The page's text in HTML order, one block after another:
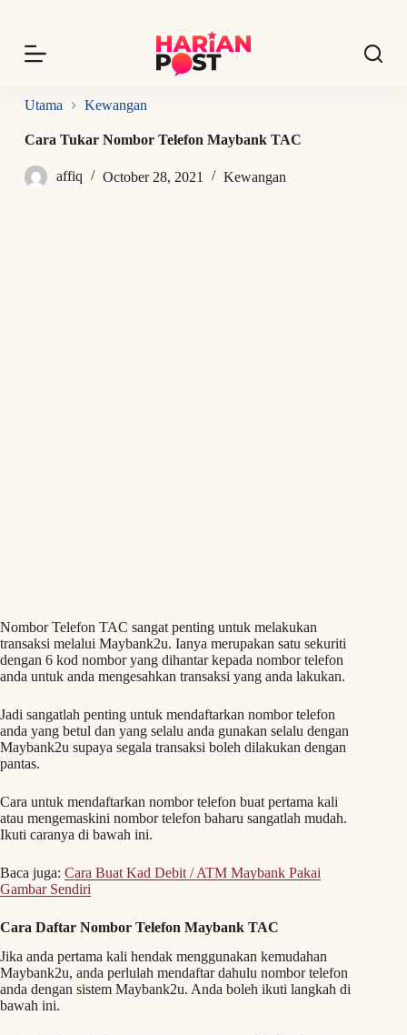
p
oUtama Kewangan
Cara Tukar Nombor Telefon Maybank TAC
affiq October 28, 2021 Kewangan
Nombor Telefon TAC sangat penting untuk melakukan
transaksi melalui Maybank2u. Ianya merupakan satu sekuriti
dengan 6 kod nombor yang dihantar kepada nombor telefon
anda untuk anda mengesahkan transaksi yang anda lakukan.
Jadi sangatlah penting untuk mendaftarkan nombor telefon
anda yang betul dan yang selalu anda gunakan selalu dengan
Maybank2u supaya segala transaksi boleh dilakukan dengan
pantas.
Cara untuk mendaftarkan nombor telefon buat pertama kali
atau mengemaskini nombor telefon baharu sangatlah mudah.
Ikuti caranya di bawah ini.
Baca juga: Cara Buat Kad Debit / ATM Maybank Pakai
Gambar Sendiri
Cara Daftar Nombor Telefon Maybank TAC
Jika anda pertama kali hendak menggunakan kemudahan
Maybank2u, anda perlulah mendaftar dahulu nombor telefon
anda dengan sistem Maybank2u. Anda boleh ikuti langkah di
bawah ini.